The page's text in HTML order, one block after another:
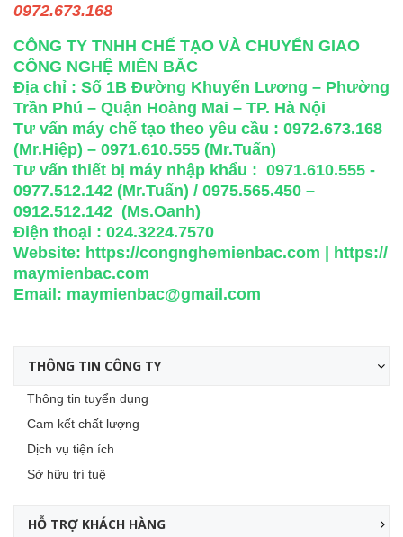
0972.673.168
CÔNG TY TNHH CHẾ TẠO VÀ CHUYỂN GIAO
CÔNG NGHỆ MIỀN BẮC
Địa chỉ : Số 1B Đường Khuyến Lương – Phường
Trần Phú – Quận Hoàng Mai – TP. Hà Nội
Tư vấn máy chế tạo theo yêu cầu : 0972.673.168
(Mr.Hiệp) – 0971.610.555 (Mr.Tuấn)
Tư vấn thiết bị máy nhập khẩu : 0971.610.555 -
0977.512.142 (Mr.Tuấn) / 0975.565.450 –
0912.512.142 (Ms.Oanh)
Điện thoại : 024.3224.7570
Website: https://congnghemienbac.com | https://
maymienbac.com
Email: maymienbac@gmail.com
THÔNG TIN CÔNG TY
Thông tin tuyển dụng
Cam kết chất lượng
Dịch vụ tiện ích
Sở hữu trí tuệ
HỖ TRỢ KHÁCH HÀNG